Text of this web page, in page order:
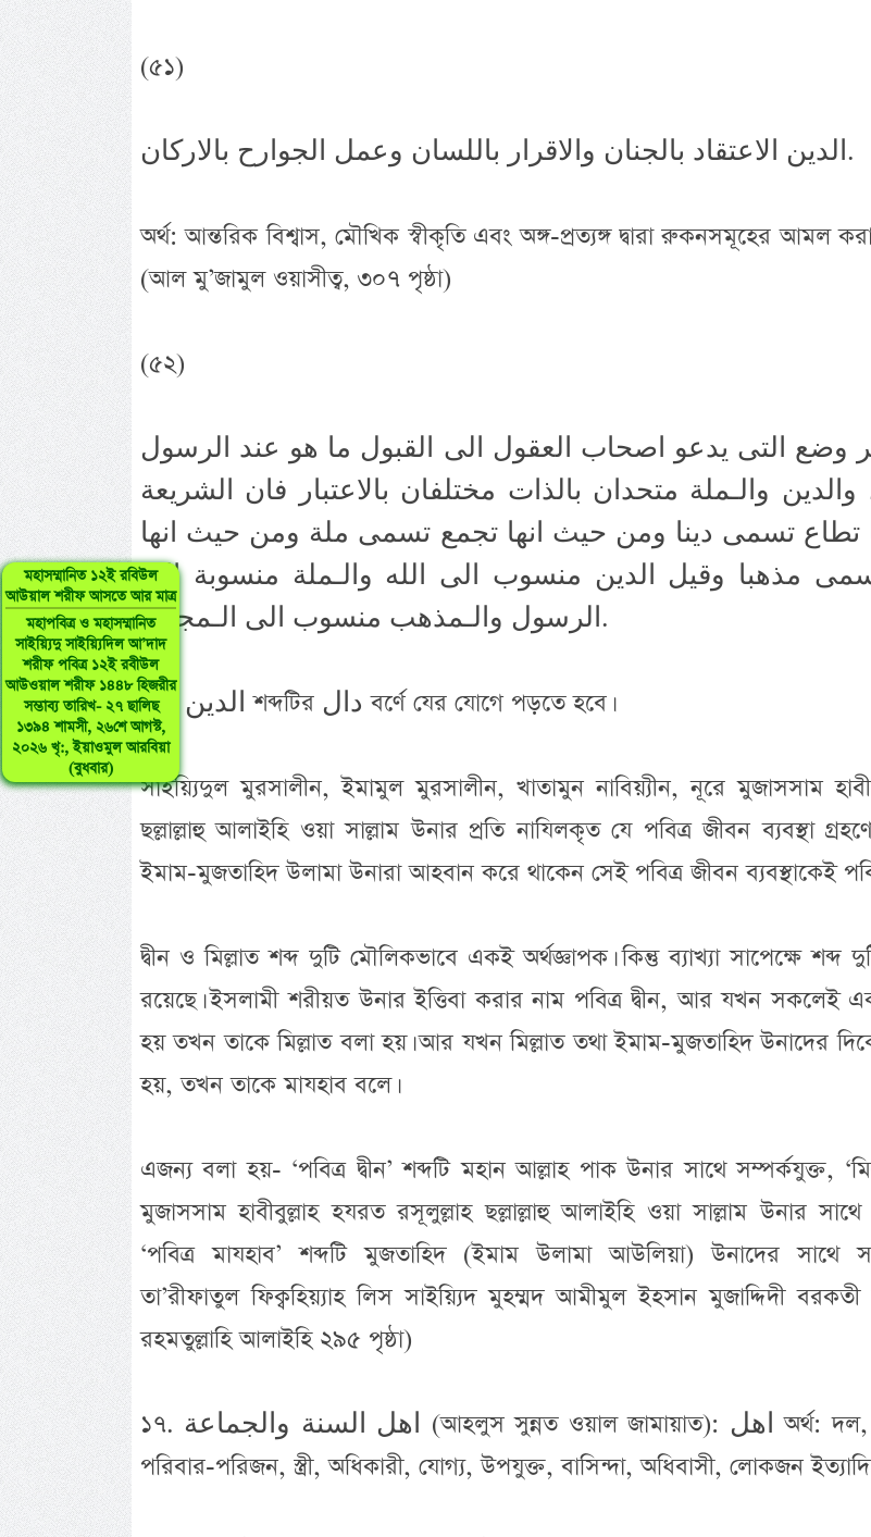
মহাসম্মানিত ১২ই রবিউল
আউয়াল শরীফ আসতে আর মাত্র
মহাপবিত্র ও মহাসম্মানিত
সাইয়্যিদু সাইয়্যিদিল আ’দাদ
শরীফ পবিত্র ১২ই রবীউল
আউওয়াল শরীফ ১৪৪৮ হিজরীর
সম্ভাব্য তারিখ- ২৭ ছালিছ
১৩৯৪ শামসী, ২৬শে আগস্ট,
২০২৬ খৃ:, ইয়াওমুল আরবিয়া
(বুধবার)
(৫১)
الدين الاعتقاد بالجنان والاقرار باللسان وعمل الجوارح بالاركان.
অর্থ: আন্তরিক বিশ্বাস, মৌখিক স্বীকৃতি এবং অঙ্গ-প্রত্যঙ্গ দ্বারা রুকনসমূহের আমল
(আল মু’জামুল ওয়াসীত্ব, ৩০৭ পৃষ্ঠা)
(৫২)
وضع التى يدعو اصحاب العقول الى القبول ما هو عند الرسول
والدين والـملة متحدان بالذات مختلفان بالاعتبار فان الشريعة
تطاع تسمى دينا ومن حيث انها تجمع تسمى ملة ومن حيث انها
مذهبا وقيل الدين منسوب الى الله والـملة منسوبة الى
الرسول والـمذهب منسوب الى الـمجتهد.
অর্থ: الدين শব্দটির دال বর্ণে যের যোগে পড়তে হবে।
সাইয়্যিদুল মুরসালীন, ইমামুল মুরসালীন, খাতামুন নাবিয়্যীন, নূরে মুজাসসাম
ছল্লাল্লাহু আলাইহি ওয়া সাল্লাম উনার প্রতি নাযিলকৃত যে পবিত্র জীবন ব্যবস্থা
ইমাম-মুজতাহিদ উলামা উনারা আহবান করে থাকেন সেই পবিত্র জীবন ব্যবস্থাকেই
দ্বীন ও মিল্লাত শব্দ দুটি মৌলিকভাবে একই অর্থজ্ঞাপক। কিন্তু ব্যাখ্যা সাপেক্ষে শব্দ
রয়েছে। ইসলামী শরীয়ত উনার ইত্তিবা করার নাম পবিত্র দ্বীন, আর যখন সকলেই
হয় তখন তাকে মিল্লাত বলা হয়। আর যখন মিল্লাত তথা ইমাম-মুজতাহিদ উনাদের
হয়, তখন তাকে মাযহাব বলে।
এজন্য বলা হয়- ‘পবিত্র দ্বীন’ শব্দটি মহান আল্লাহ পাক উনার সাথে সম্পর্কযুক্ত,
মুজাসসাম হাবীবুল্লাহ হযরত রসূলুল্লাহ ছল্লাল্লাহু আলাইহি ওয়া সাল্লাম উনার
‘পবিত্র মাযহাব’ শব্দটি মুজতাহিদ (ইমাম উলামা আউলিয়া) উনাদের সাথে
তা’রীফাতুল ফিক্বহিয়্যাহ লিস সাইয়্যিদ মুহম্মদ আমীমুল ইহসান মুজাদ্দিদী বরকতী
রহমতুল্লাহি আলাইহি ২৯৫ পৃষ্ঠা)
১৭. اهل السنة والجماعة (আহলুস সুন্নত ওয়াল জামায়াত): اهل অর্থ: দল, ফিরক্বা, মিল্লাত,
পরিবার-পরিজন, স্ত্রী, অধিকারী, যোগ্য, উপযুক্ত, বাসিন্দা, অধিবাসী, লোকজন ইত্যাদি।